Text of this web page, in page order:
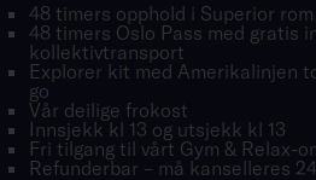
48 timers opphold i Superior
48 timers Oslo Pass med gratis
kollektivtransport
Explorer kit med Amerikalinjen
go
Vår deilige frokost
Innsjekk kl 13 og utsjekk kl 13
Fri tilgang til vårt Gym & Relax-
Refunderbar – må kanselleres